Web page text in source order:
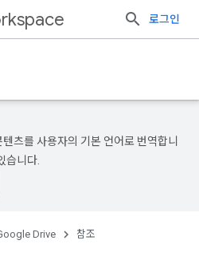
로그인
츠를 사용자의 기본 언어로 번역합니
습니다.
Drive 참조